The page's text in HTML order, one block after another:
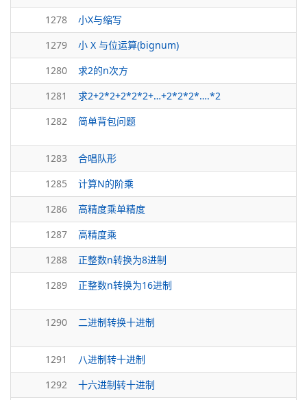
1278
小X与缩写
1279
小 X 与位运算(bignum)
1280
求2的n次方
1281
求2+2*2+2*2*2+…+2*2*2*….*2
1282
简单背包问题
1283
合唱队形
1285
计算N的阶乘
1286
高精度乘单精度
1287
高精度乘
1288
正整数n转换为8进制
1289
正整数n转换为16进制
1290 二进制转换十进制
1291
八进制转十进制
1292
十六进制转十进制